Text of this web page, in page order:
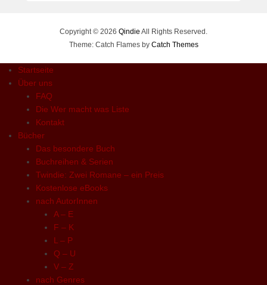
Copyright © 2026 Qindie All Rights Reserved.
Theme: Catch Flames by Catch Themes
Startseite
Über uns
FAQ
Die Wer macht was Liste
Kontakt
Bücher
Das besondere Buch
Buchreihen & Serien
Twindie: Zwei Romane – ein Preis
Kostenlose eBooks
nach AutorInnen
A – E
F – K
L – P
Q – U
V – Z
nach Genres